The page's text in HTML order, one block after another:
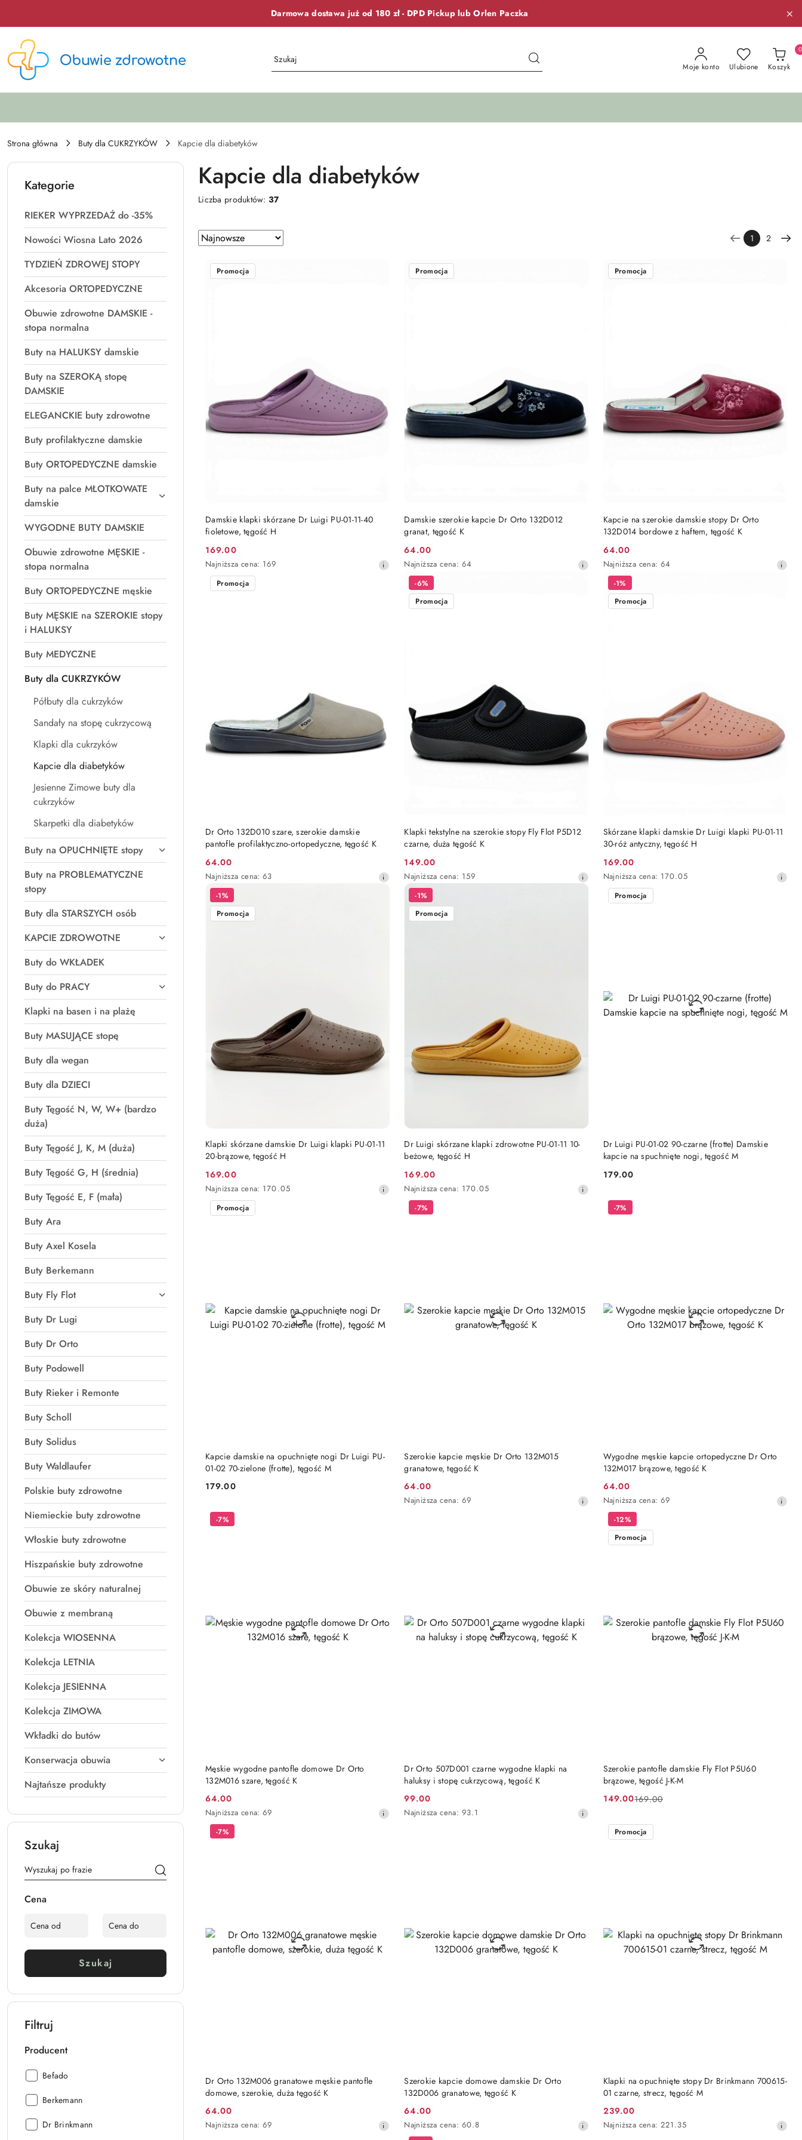
Darmowa dostawa już od 180 zł - DPD Pickup lubOrlen Paczka
Moje konto Ulubione Koszyk
0
Strona główna Buty dla CUKRZYKÓW Kapcie dla diabetyków
Kategorie
RIEKER WYPRZEDAŻ do -35%
Nowości Wiosna Lato 2026
TYDZIEŃ ZDROWEJ STOPY
Akcesoria ORTOPEDYCZNE
Obuwie zdrowotne DAMSKIE -
stopa normalna
Buty na HALUKSY damskie
Buty na SZEROKĄ stopę
DAMSKIE
ELEGANCKIE buty zdrowotne
Buty profilaktyczne damskie
Buty ORTOPEDYCZNE damskie
Buty na palce MŁOTKOWATE
damskie
WYGODNE BUTY DAMSKIE
Obuwie zdrowotne MĘSKIE -
stopa normalna
Buty ORTOPEDYCZNE męskie
Buty MĘSKIE na SZEROKIE stopy
i HALUKSY
Buty MEDYCZNE
Buty dla CUKRZYKÓW
Półbuty dla cukrzyków
Sandały na stopę cukrzycową
Klapki dla cukrzyków
Kapcie dla diabetyków
Jesienne Zimowe buty dla
cukrzyków
Skarpetki dla diabetyków
Buty na OPUCHNIĘTE stopy
Buty na PROBLEMATYCZNE
stopy
Buty dla STARSZYCH osób
KAPCIE ZDROWOTNE
Buty do WKŁADEK
Buty do PRACY
Klapki na basen i na plażę
Buty MASUJĄCE stopę
Buty dla wegan
Buty dla DZIECI
Buty Tęgość N, W, W+ (bardzo
duża)
Buty Tęgość J, K, M (duża)
Buty Tęgość G, H (średnia)
Buty Tęgość E, F (mała)
Buty Ara
Buty Axel Kosela
Buty Berkemann
Buty Fly Flot
Buty Dr Lugi
Buty Dr Orto
Buty Podowell
Buty Rieker i Remonte
Buty Scholl
Buty Solidus
Buty Waldlaufer
Polskie buty zdrowotne
Niemieckie buty zdrowotne
Włoskie buty zdrowotne
Hiszpańskie buty zdrowotne
Obuwie ze skóry naturalnej
Obuwie z membraną
Kolekcja WIOSENNA
Kolekcja LETNIA
Kolekcja JESIENNA
Kolekcja ZIMOWA
Wkładki do butów
Konserwacja obuwia
Najtańsze produkty
Szukaj
Cena
Szukaj
Filtruj
Producent
Producent:
Befado
Producent:
Berkemann
Producent:
Dr Brinkmann
Kapcie dla diabetyków
Liczba produktów:37
Zastosowano
sortowanie:
Najnowsze.
Sortuj
według
1 2
Damskie klapki skórzane Dr Luigi PU-01-11-40
fioletowe, tęgość H
Cena
promocyjna:
169.00
Najniższa
cena
Najniższa cena: 169
Promocja
DO KOSZYKA
Damskie szerokie kapcie Dr Orto 132D012
granat, tęgość K
Cena
promocyjna:
64.00
Najniższa
cena
30
dni
Najniższa cena: 64
Promocja
DO KOSZYKA
Kapcie na szerokie damskie stopy Dr Orto
132D014 bordowe z haftem, tęgość K
Cena
promocyjna:
64.00
Najniższa
cena
30
dni
Najniższa cena: 64
Promocja
DO KOSZYKA
Dr Orto 132D010 szare, szerokie damskie
pantofle profilaktyczno-ortopedyczne, tęgość K
Cena
promocyjna:
64.00
Najniższa
cena
30
dni
Najniższa cena: 63
Promocja
DO KOSZYKA
Klapki tekstylne na szerokie stopy Fly Flot P5D12
czarne, duża tęgość K
Cena
promocyjna:
149.00
Najniższa
cena
30
dni
Najniższa cena: 159
-6%
Promocja
DO KOSZYKA
Skórzane klapki damskie Dr Luigi klapki PU-01-11
30-róż antyczny, tęgość H
Cena
promocyjna:
169.00
Najniższa
cena
Najniższa cena: 170.05
-1%
Promocja
DO KOSZYKA
Klapki skórzane damskie Dr Luigi klapki PU-01-11
20-brązowe, tęgość H
Cena
promocyjna:
169.00
Najniższa
cena
Najniższa cena: 170.05
-1%
Promocja
DO KOSZYKA
Dr Luigi skórzane klapki zdrowotne PU-01-11 10-
beżowe, tęgość H
Cena
promocyjna:
169.00
Najniższa
cena
Najniższa cena: 170.05
-1%
Promocja
DO KOSZYKA
Dr Luigi PU-01-02 90-czarne (frotte) Damskie
kapcie na spuchnięte nogi, tęgość M
Cena:
179.00
Promocja
DO KOSZYKA
Kapcie damskie na opuchnięte nogi Dr Luigi PU-
01-02 70-zielone (frotte), tęgość M
Cena:
179.00
Promocja
DO KOSZYKA
Szerokie kapcie męskie Dr Orto 132M015
granatowe, tęgość K
Cena
promocyjna:
64.00
Najniższa
Najniższa cena: 69
-7%
DO KOSZYKA
Wygodne męskie kapcie ortopedyczne Dr Orto
132M017 brązowe, tęgość K
Cena
promocyjna:
64.00
Najniższa
cena
30
dni
Najniższa cena: 69
-7%
DO KOSZYKA
Męskie wygodne pantofle domowe Dr Orto
132M016 szare, tęgość K
Cena
promocyjna:
64.00
Najniższa
cena
Najniższa cena: 69
-7%
DO KOSZYKA
Dr Orto 507D001 czarne wygodne klapki na
haluksy i stopę cukrzycową, tęgość K
Cena
promocyjna:
99.00
Najniższa
Najniższa cena: 93.1
DO KOSZYKA
Szerokie pantofle damskie Fly Flot P5U60
brązowe, tęgość J-K-M
Cena
149.00
Cena
promocją:
169.00
-12%
Promocja
DO KOSZYKA
Dr Orto 132M006 granatowe męskie pantofle
domowe, szerokie, duża tęgość K
Cena
promocyjna:
64.00
Najniższa
Najniższa cena: 69
-7%
Szerokie kapcie domowe damskie Dr Orto
132D006 granatowe, tęgość K
Cena
promocyjna:
64.00
Najniższa
cena
Najniższa cena: 60.8
DO KOSZYKA
Klapki na opuchnięte stopy Dr Brinkmann 700615-
01 czarne, strecz, tęgość M
Cena
promocyjna:
239.00
Najniższa
Najniższa cena: 221.35
Promocja
DO KOSZYKA